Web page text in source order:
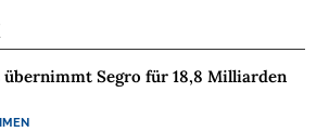
übernimmt Segro für 18,8 Milliarden